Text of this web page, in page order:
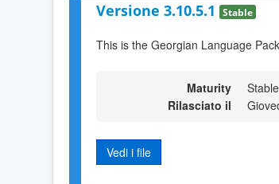
Versione 3.10.5.1 Stable
This is the Georgian Language
Maturity
Stable
Rilasciato il
Vedi i file